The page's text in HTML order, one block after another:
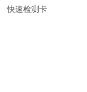
快速检测卡